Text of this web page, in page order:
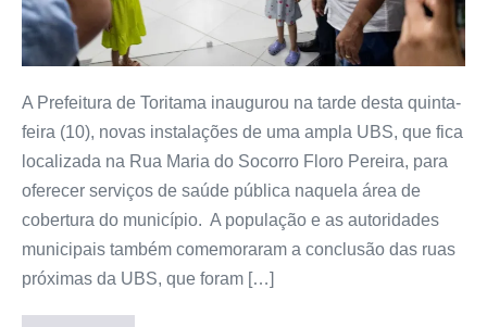
A Prefeitura de Toritama inaugurou na tarde desta quinta-
feira (10), novas instalações de uma ampla UBS, que fica
localizada na Rua Maria do Socorro Floro Pereira, para
oferecer serviços de saúde pública naquela área de
cobertura do município. A população e as autoridades
municipais também comemoraram a conclusão das ruas
próximas da UBS, que foram […]